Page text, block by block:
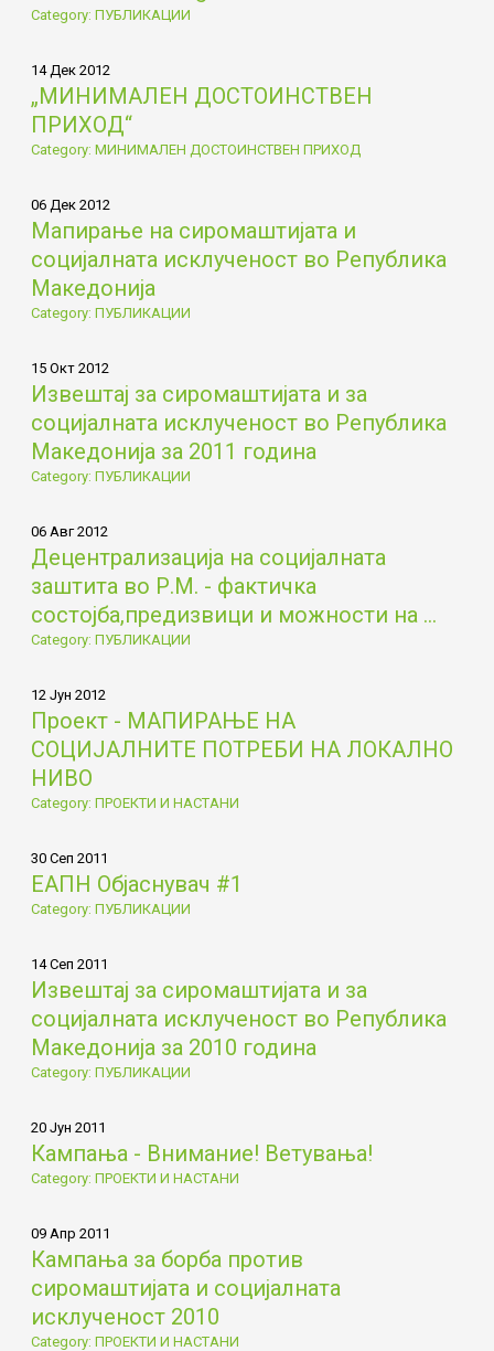
Category: ПУБЛИКАЦИИ
14 Дек 2012
„МИНИМАЛЕН ДОСТОИНСТВЕН
ПРИХОД“
Category: МИНИМАЛЕН ДОСТОИНСТВЕН ПРИХОД
06 Дек 2012
Мапирање на сиромаштијата и
социјалната исклученост во Република
Македонија
Category: ПУБЛИКАЦИИ
15 Окт 2012
Извештај за сиромаштијата и за
социјалната исклученост во Република
Македонија за 2011 година
Category: ПУБЛИКАЦИИ
06 Авг 2012
Децентрализација на социјалната
заштита во Р.М. - фактичка
состојба,предизвици и можности на ...
Category: ПУБЛИКАЦИИ
12 Јун 2012
Проект - МАПИРАЊЕ НА
СОЦИЈАЛНИТЕ ПОТРЕБИ НА ЛОКАЛНО
НИВО
Category: ПРОЕКТИ И НАСТАНИ
30 Сеп 2011
ЕАПН Објаснувач #1
Category: ПУБЛИКАЦИИ
14 Сеп 2011
Извештај за сиромаштијата и за
социјалната исклученост во Република
Македонија за 2010 година
Category: ПУБЛИКАЦИИ
20 Јун 2011
Кампања - Внимание! Ветувања!
Category: ПРОЕКТИ И НАСТАНИ
09 Апр 2011
Кампања за борба против
сиромаштијата и социјалната
исклученост 2010
Category: ПРОЕКТИ И НАСТАНИ